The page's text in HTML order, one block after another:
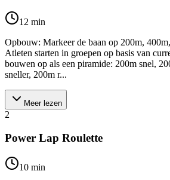
12 min
Opbouw: Markeer de baan op 200m,
Atleten starten in groepen op basis van
bouwen op als een piramide: 200m snel,
sneller, 200m r...
Meer lezen
2
Power Lap Roulette
10 min